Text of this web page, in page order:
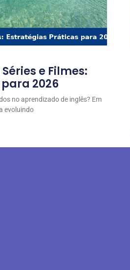
e Filmes:
2026
no aprendizado de inglês? Em
evoluindo